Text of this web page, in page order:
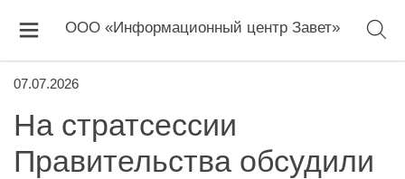
ООО «Информационный центр Завет»
07.07.2026
На стратсессии
Правительства обсудили